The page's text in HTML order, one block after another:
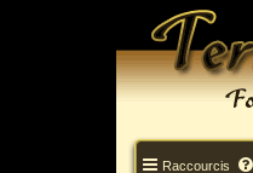
Raccourcis